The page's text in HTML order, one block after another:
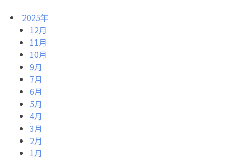
2025年
12月
11月
10月
9月
7月
6月
5月
4月
3月
2月
1月